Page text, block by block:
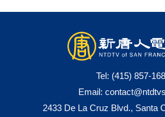
Tel: (415) 857-
Email:
2433 De La Cruz Blvd., Santa